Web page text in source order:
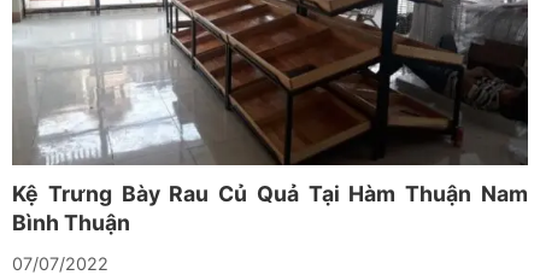
Kệ Trưng Bày Rau Củ Quả Tại Hàm Thuận Nam
Bình Thuận
07/07/2022